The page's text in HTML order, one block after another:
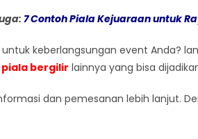
7 Contoh Piala Kejuaraan untuk
keberlangsungan event Anda?
piala bergilir lainnya yang bisa
dan pemesanan lebih lanjut.